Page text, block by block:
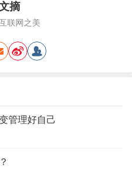
摘
联网之美
管理好自己